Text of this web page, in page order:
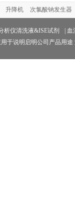
升降机 次氯酸钠发生器
析仪清洗液&ISE试剂
血
于说明启明公司产品用途